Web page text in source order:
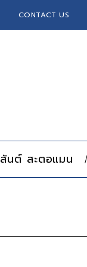
CONTACT US
สันต์ สะตอแมน